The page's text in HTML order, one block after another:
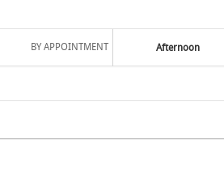
BY APPOINTMENT Afternoon